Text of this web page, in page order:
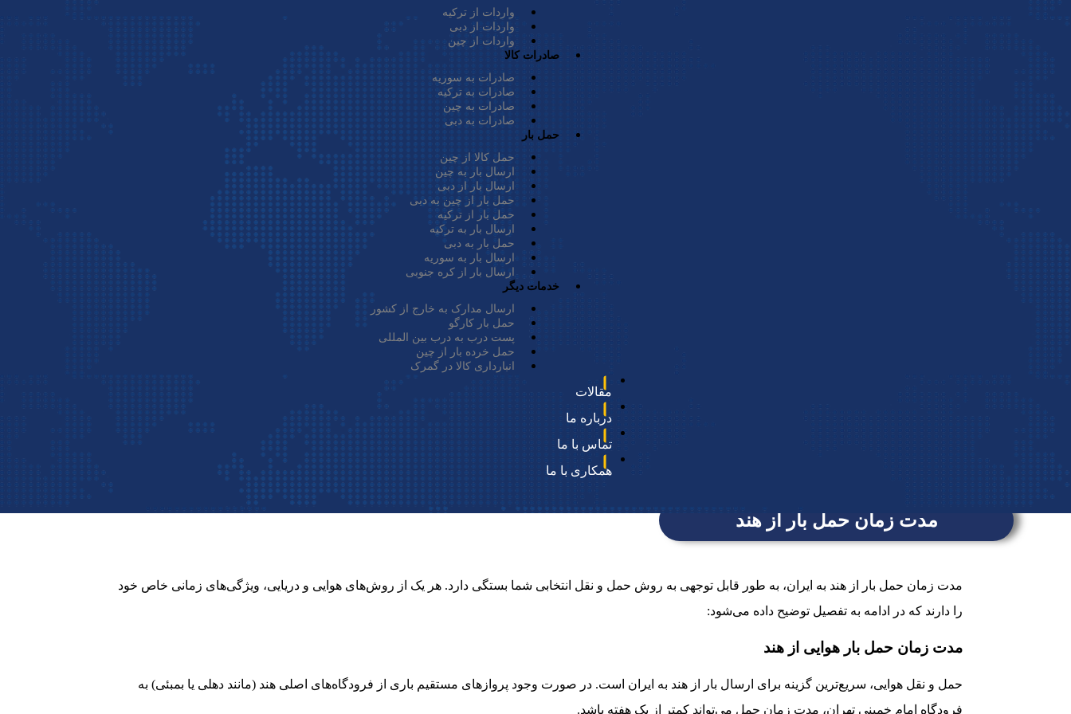
واردات از ترکیه
واردات از دبی
واردات از چین
صادرات کالا
صادرات به سوریه
صادرات به ترکیه
صادرات به چین
صادرات به دبی
حمل بار
حمل کالا از چین
ارسال بار به چین
ارسال بار از دبی
حمل بار از چین به دبی
حمل بار از ترکیه
ارسال بار به ترکیه
حمل بار به دبی
ارسال بار به سوریه
ارسال بار از کره جنوبی
خدمات دیگر
ارسال مدارک به خارج از کشور
حمل بار کارگو
پست درب به درب بین المللی
حمل خرده بار از چین
انبارداری کالا در گمرک
مقالات
درباره ما
تماس با ما
همکاری با ما
مدت زمان حمل بار از هند
مدت زمان حمل بار از هند به ایران، به طور قابل توجهی به روش حمل و نقل انتخابی شما بستگی دارد. هر یک از روش‌های هوایی و دریایی، ویژگی‌های زمانی خاص خود
را دارند که در ادامه به تفصیل توضیح داده می‌شود:
مدت زمان حمل بار هوایی از هند
حمل و نقل هوایی، سریع‌ترین گزینه برای ارسال بار از هند به ایران است. در صورت وجود پروازهای مستقیم باری از فرودگاه‌های اصلی هند (مانند دهلی یا بمبئی) به
فرودگاه امام خمینی تهران، مدت زمان حمل می‌تواند کمتر از یک هفته باشد.